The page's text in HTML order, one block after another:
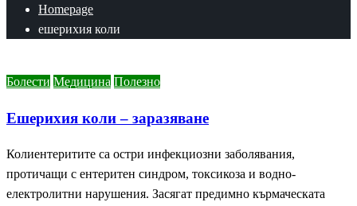
Homepage
ешерихия коли
Болести Медицина Полезно
Ешерихия коли – заразяване
Колиентеритите са остри инфекциозни заболявания,
протичащи с ентеритен синдром, токсикоза и водно-
електролитни нарушения. Засягат предимно кърмаческата